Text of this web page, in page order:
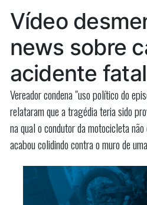
morre
aos
54
anos”
Vídeo
news sobre
acidente
Vereador condena "uso político do
relataram que a tragédia teria sido
na qual o condutor da motocicleta
acabou colidindo contra o muro de